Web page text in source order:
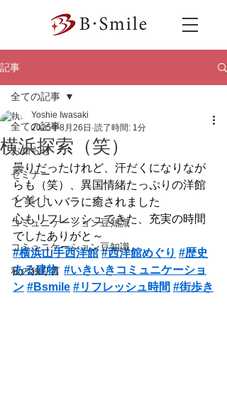
記事
全ての記事
お知らせ
セミナー
イベント
コミュニケーション豆知識
コミュニケーション豆知識
私の独り言
全ての記事
横浜探索（笑）
Yoshie Iwasaki
2025年8月26日 読了時間: 1分
曇りだったけれど、汗だくになりなが
らも（笑）、異国情緒たっぷりの洋館
と美しいバラに癒されました
心もリフレッシュできた、充実の時間
でしたありがと～
#横浜山手西洋館 #西洋館めぐり #歴史
ある建物 #いきいきコミュニケーショ
ン #Bsmile #リフレッシュ時間 #街歩き